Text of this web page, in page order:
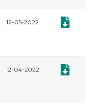
12-05-2022
12-04-2022